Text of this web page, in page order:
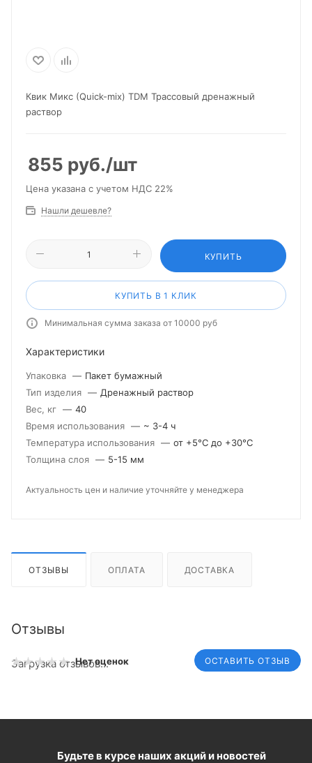
Квик Микс (Quick-mix) TDM Трассовый дренажный
раствор
855 руб./шт
Цена указана с учетом НДС 22%
Нашли дешевле?
КУПИТЬ
КУПИТЬ В 1 КЛИК
Минимальная сумма заказа от 10000 руб
Характеристики
Упаковка — Пакет бумажный
Тип изделия — Дренажный раствор
Вес, кг — 40
Время использования — ~ 3-4 ч
Температура использования — от +5°С до +30°С
Толщина слоя — 5-15 мм
Актуальность цен и наличие уточняйте у менеджера
ОТЗЫВЫ ОПЛАТА ДОСТАВКА
Отзывы
Нет оценок ОСТАВИТЬ ОТЗЫВ
Загрузка отзывов...
Будьте в курсе наших акций и новостей